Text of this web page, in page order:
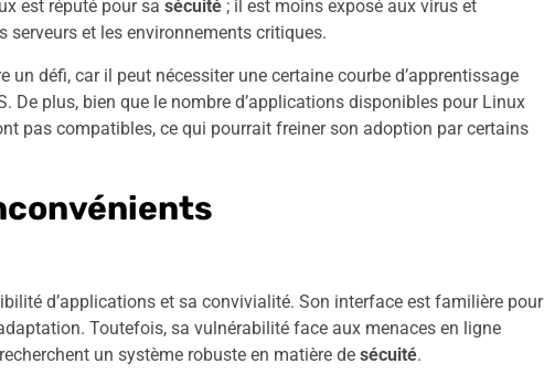
est réputé pour sa sécuité ; il est moins exposé aux virus et
et les environnements critiques.
un défi, car il peut nécessiter une certaine courbe d’apprentissage
De plus, bien que le nombre d’applications disponibles pour Linux
pas compatibles, ce qui pourrait freiner son adoption par certains
d’applications et sa convivialité. Son interface est familière pour
Toutefois, sa vulnérabilité face aux menaces en ligne
un système robuste en matière de sécuité.